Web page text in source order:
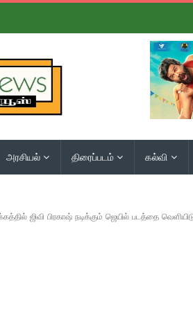
அரசியல் திரைப்படம் கல்வி
ஜிவி பிரகாஷ் நடிக்கும் ஜெயில் படத்தை